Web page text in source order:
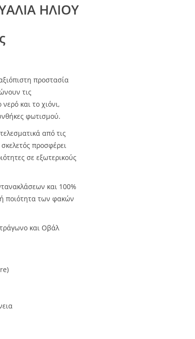
ΗΛΙΟΥ
προστασία
τις
και το χιόνι,
φωτισμού.
από τις
προσφέρει
σε εξωτερικούς
και 100%
ποιότητα των φακών
και Οβάλ